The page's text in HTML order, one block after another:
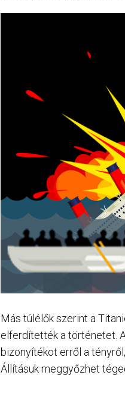
Más túlélők szerint a
elferdítették a történetet.
bizonyítékot erről a
Állításuk meggyőzhet